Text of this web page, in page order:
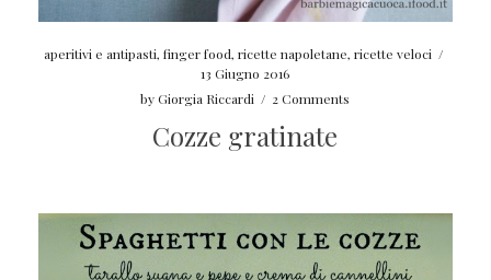
aperitivi e antipasti,finger food,ricette napoletane,ricette veloci /
13 Giugno 2016
byGiorgia Riccardi / 2 Comments
Cozze gratinate